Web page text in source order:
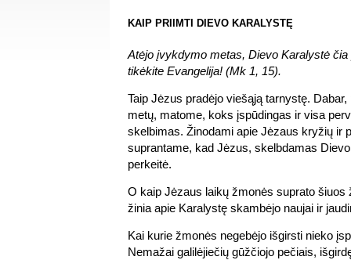
KAIP PRIIMTI DIEVO KARALYSTĘ
Atėjo įvykdymo metas, Dievo Karalystė
tikėkite Evangelija! (Mk 1, 15).
Taip Jėzus pradėjo viešąją tarnystę.
metų, matome, koks įspūdingas ir visa
skelbimas. Žinodami apie Jėzaus kryžių ir
suprantame, kad Jėzus, skelbdamas
perkeitė.
O kaip Jėzaus laikų žmonės suprato šiuos
žinia apie Karalystę skambėjo naujai ir
Kai kurie žmonės negebėjo išgirsti nieko
Nemažai galilėjiečių gūžčiojo pečiais,